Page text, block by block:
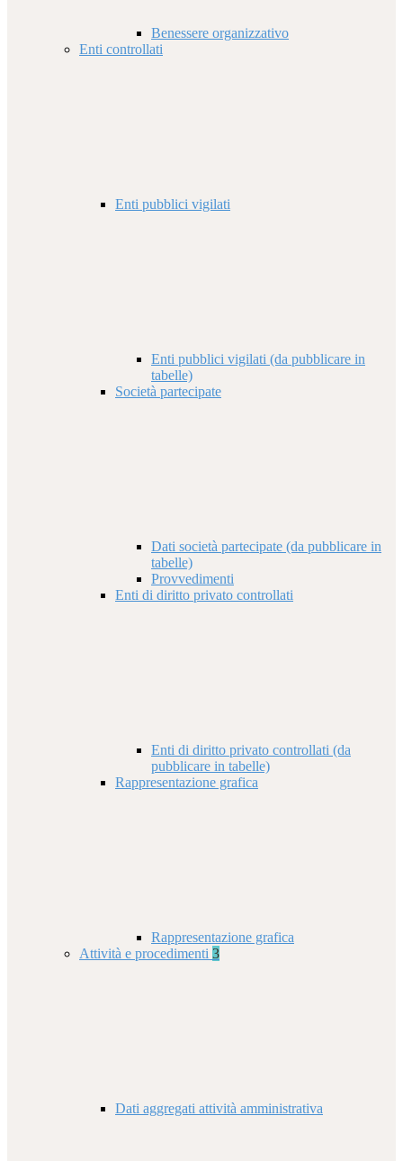
Benessere organizzativo
Enti controllati
Enti pubblici vigilati
Enti pubblici vigilati (da pubblicare in
tabelle)
Società partecipate
Dati società partecipate (da pubblicare in
tabelle)
Provvedimenti
Enti di diritto privato controllati
Enti di diritto privato controllati (da
pubblicare in tabelle)
Rappresentazione grafica
Rappresentazione grafica
Attività e procedimenti 3
Dati aggregati attività amministrativa